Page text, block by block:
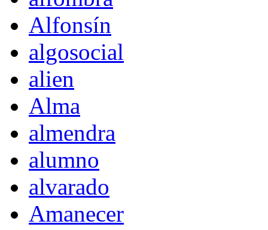
Alfonsín
algosocial
alien
Alma
almendra
alumno
alvarado
Amanecer